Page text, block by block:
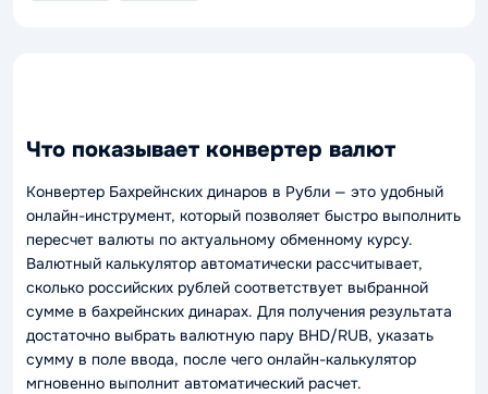
Что показывает конвертер валют
Конвертер Бахрейнских динаров в Рубли — это удобный
онлайн-инструмент, который позволяет быстро выполнить
пересчет валюты по актуальному обменному курсу.
Валютный калькулятор автоматически рассчитывает,
сколько российских рублей соответствует выбранной
сумме в бахрейнских динарах. Для получения результата
достаточно выбрать валютную пару BHD/RUB, указать
сумму в поле ввода, после чего онлайн-калькулятор
мгновенно выполнит автоматический расчет.